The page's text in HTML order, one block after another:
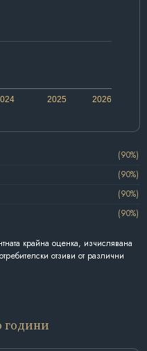
2026
2025
(90%)
(90%)
(90%)
(90%)
крайна оценка, изчислявана
отзиви от различни
години